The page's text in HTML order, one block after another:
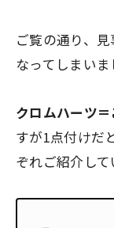
ご覧の通り、
なってしまいま
クロムハーツ
すが1点付けだ
ぞれご紹介して